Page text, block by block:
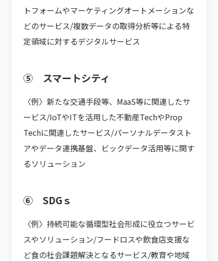
トフォームやマーケティングオートメーションな
どのサービス/複数データの取得分析等による特
定領域に対するデジタルサービス
⑤ スマートシティ
〈例〉新たな交通手段等、MaaS等に関連したサ
ービス/IoTやITを活用した不動産TechやProp
Techに関連したサービス/パーソナルデータスト
アやデータ連携基盤、ビックデータ活用等に関す
るソリューション
⑥ SDGｓ
〈例〉持続可能な循環型社会形成に役立つサービ
スやソリューション/フードロスや飲食店支援な
ど食の社会課題解決となるサービス/教育や地域